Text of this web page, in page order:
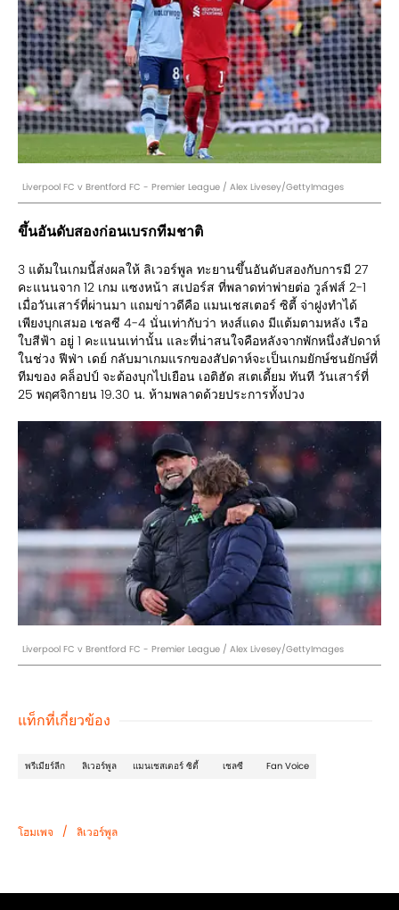
Liverpool FC v Brentford FC - Premier League / Alex Livesey/GettyImages
ขึ้นอันดับสองก่อนเบรกทีมชาติ
3 แต้มในเกมนี้ส่งผลให้ ลิเวอร์พูล ทะยานขึ้นอันดับสองกับการมี 27
คะแนนจาก 12 เกม แซงหน้า สเปอร์ส ที่พลาดท่าพ่ายต่อ วูล์ฟส์ 2-1
เมื่อวันเสาร์ที่ผ่านมา แถมข่าวดีคือ แมนเชสเตอร์ ซิตี้ จ่าฝูงทำได้
เพียงบุกเสมอ เชลซี 4-4 นั่นเท่ากับว่า หงส์แดง มีแต้มตามหลัง เรือ
ใบสีฟ้า อยู่ 1 คะแนนเท่านั้น และที่น่าสนใจคือหลังจากพักหนึ่งสัปดาห์
ในช่วง ฟีฟ่า เดย์ กลับมาเกมแรกของสัปดาห์จะเป็นเกมยักษ์ชนยักษ์ที่
ทีมของ คล็อปป์ จะต้องบุกไปเยือน เอติฮัด สเตเดี้ยม ทันที วันเสาร์ที่
25 พฤศจิกายน 19.30 น. ห้ามพลาดด้วยประการทั้งปวง
Liverpool FC v Brentford FC - Premier League / Alex Livesey/GettyImages
แท็กที่เกี่ยวข้อง
พรีเมียร์ลีก ลิเวอร์พูล แมนเชสเตอร์ ซิตี้ เชลซี Fan Voice
โฮมเพจ / ลิเวอร์พูล